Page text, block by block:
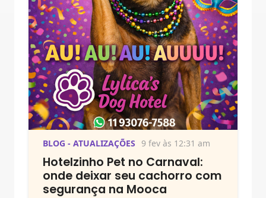
BLOG - ATUALIZAÇÕES 9 fev às 12:31 am
Hotelzinho Pet no Carnaval:
onde deixar seu cachorro com
segurança na Mooca